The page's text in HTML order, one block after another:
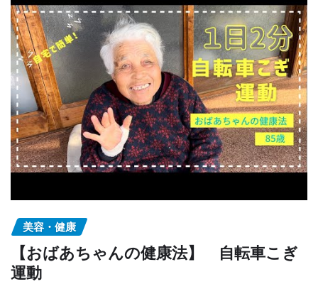
美容・健康
【おばあちゃんの健康法】 自転車こぎ
運動